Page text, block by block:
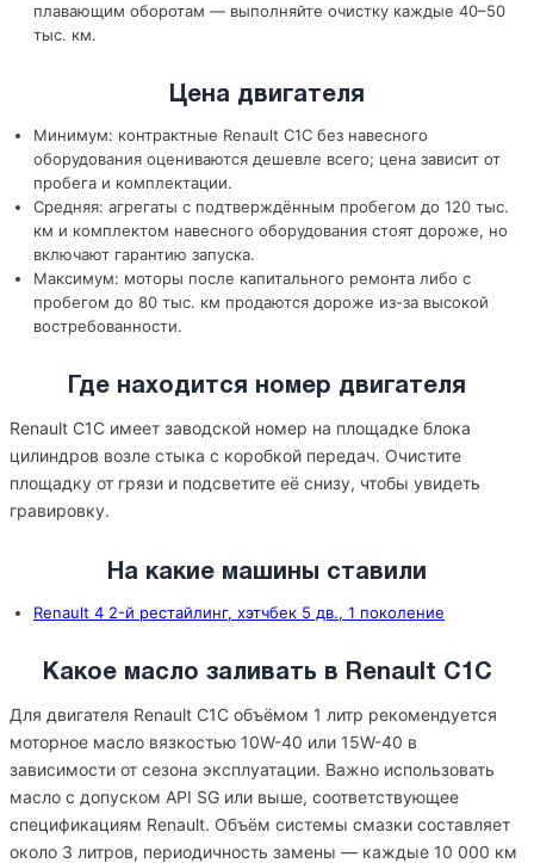
плавающим оборотам — выполняйте очистку каждые 40–50
тыс. км.
Цена двигателя
Минимум: контрактные Renault C1C без навесного
оборудования оцениваются дешевле всего; цена зависит от
пробега и комплектации.
Средняя: агрегаты с подтверждённым пробегом до 120 тыс.
км и комплектом навесного оборудования стоят дороже, но
включают гарантию запуска.
Максимум: моторы после капитального ремонта либо с
пробегом до 80 тыс. км продаются дороже из-за высокой
востребованности.
Где находится номер двигателя
Renault C1C имеет заводской номер на площадке блока
цилиндров возле стыка с коробкой передач. Очистите
площадку от грязи и подсветите её снизу, чтобы увидеть
гравировку.
На какие машины ставили
Renault 4 2-й рестайлинг, хэтчбек 5 дв., 1 поколение
Какое масло заливать в Renault C1C
Для двигателя Renault C1C объёмом 1 литр рекомендуется
моторное масло вязкостью 10W-40 или 15W-40 в
зависимости от сезона эксплуатации. Важно использовать
масло с допуском API SG или выше, соответствующее
спецификациям Renault. Объём системы смазки составляет
около 3 литров, периодичность замены — каждые 10 000 км